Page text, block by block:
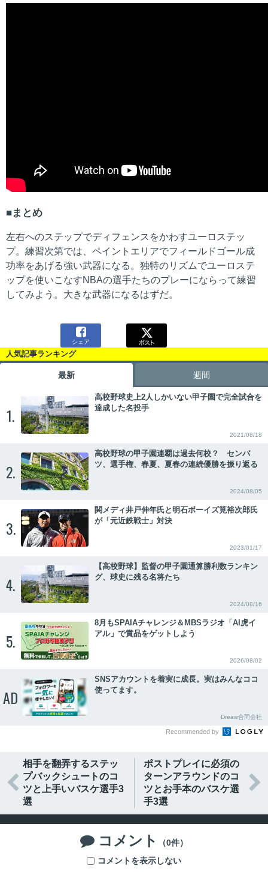
まとめ
左右へのステップでディフェンスをかわすユーロステッ
プ。練習次第では、ペイントエリアでフィールドゴール成
功率をあげる強い武器になる。独特のリズムでユーロステ
ップを使いこなすNBAの選手たちのプレーにならって練習
してみよう。大きな武器になるはずだ。

シェア
人気記事ランキング
最新 週間
1.
高校野球史上2人しかいない甲子園で完全試合を
達成した名投手
2021/08/18
2.
高校野球の甲子園連覇は過去何校？ センバ
ツ、選手権、春夏、夏春の連続優勝を振り返る
2024/08/05
3.
関メディ井戸伸年氏と明石ボーイズ筧裕次郎氏
が「元近鉄戦士」対決
2023/01/17
4.
【高校野球】監督の甲子園通算勝利数ランキン
グ、球史に残る名将たち
2024/08/16
5.
8月もSPAIAチャレンジ＆MBSラジオ「AI虎イ
アル」で賞品をゲットしよう
2026/08/02
AD
SNSアカウントを着実に成長。実はみんなココ
使ってます。
Dreaw合同会社
Recommended by

相手を翻弄するステッ
プバックシュートのコ
ツと上手いバスケ選手3
選
ポストプレイに必須の
ターンアラウンドのコ
ツとお手本のバスケ選
手3選

 コメント
（0件）
コメントを表示しない